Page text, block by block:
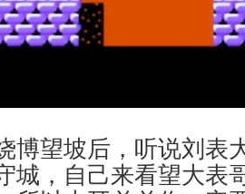
博望坡后，听说刘表
城，自己来看望大表